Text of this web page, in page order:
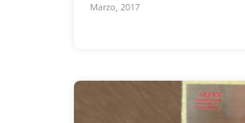
Marzo, 2017